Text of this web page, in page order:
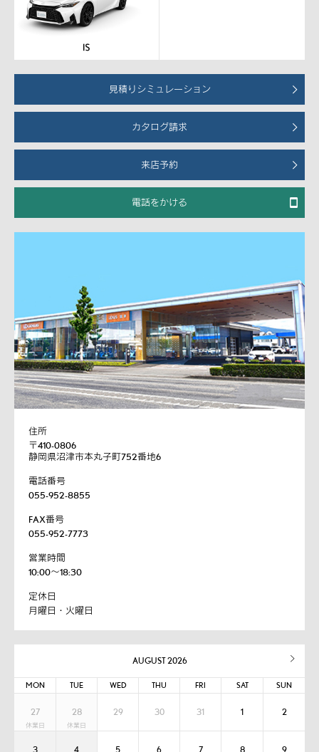
見積りシミュレーション
カタログ請求
来店予約
電話をかける
住所
〒410-0806
静岡県沼津市本丸子町752番地6
電話番号
055-952-8855
FAX番号
055-952-7773
営業時間
10:00～18:30
定休日
月曜日・火曜日
AUGUST 2026
MON TUE WED THU FRI SAT SUN
27 28 29 30 31 1 2
3 4 5 6 7 8 9